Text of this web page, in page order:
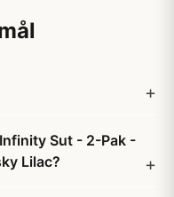
Sut - 2-Pak -
Lilac?